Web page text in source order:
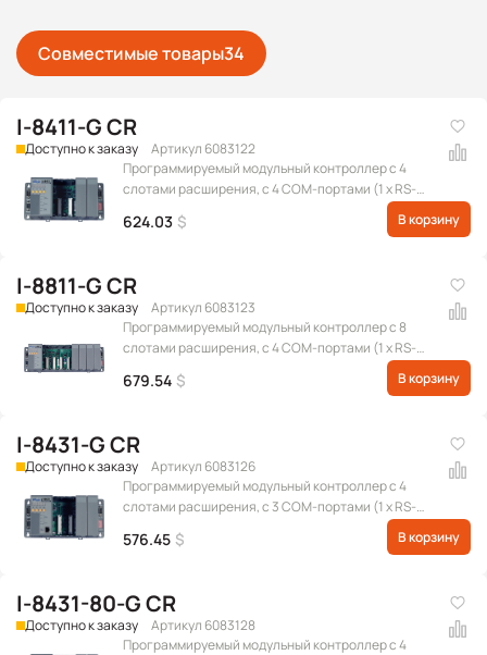
Совместимые товары34
I-8411-G CR
Доступно к заказу
Артикул 6083122
Программируемый модульный контроллер с 4
слотами расширения, с 4 COM-портами (1 x RS-
232 для обновления прошивки, 1 x RS-485, 1 x RS-
232/RS-485, 1 x RS-232), серого цвета
624.03 $ В корзину
I-8811-G CR
Доступно к заказу
Артикул 6083123
Программируемый модульный контроллер с 8
слотами расширения, с 4 COM-портами (1 x RS-
232 для обновления прошивки, 1 x RS-485, 1 x RS-
232/RS-485, 1 x RS-232), серого цвета
679.54 $ В корзину
I-8431-G CR
Доступно к заказу
Артикул 6083126
Программируемый модульный контроллер с 4
слотами расширения, с 3 COM-портами (1 x RS-
232 для обновления прошивки, 1 x RS-232/RS-485, 1
x RS-232) и портом Ethernet, серого цвета
576.45 $ В корзину
I-8431-80-G CR
Доступно к заказу
Артикул 6083128
Программируемый модульный контроллер с 4